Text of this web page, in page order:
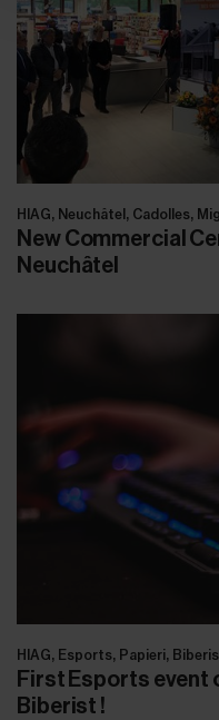
HIAG, Neuchâtel, Cadolles,
New Commercial
Neuchâtel
HIAG, Esports, Papieri,
First Esports event
Biberist !